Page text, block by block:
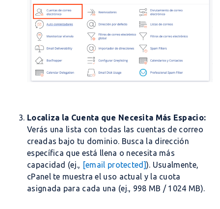
Localiza la Cuenta que Necesita Más Espacio:
Verás una lista con todas las cuentas de correo
creadas bajo tu dominio. Busca la dirección
específica que está llena o necesita más
capacidad (ej., [email protected]). Usualmente,
cPanel te muestra el uso actual y la cuota
asignada para cada una (ej., 998 MB / 1024 MB).